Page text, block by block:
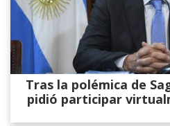
Tras la polémica de
pidió participar